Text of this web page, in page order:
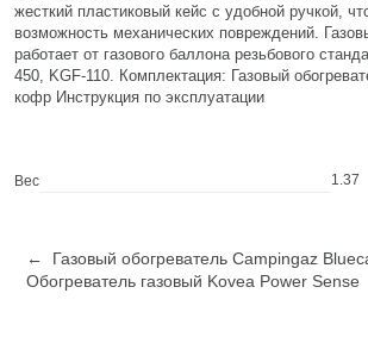
жесткий пластиковый кейс с удобной ручкой,
возможность механических повреждений.
работает от газового баллона резьбового
450, KGF-110. Комплектация: Газовый
кофр Инструкция по эксплуатации
Вес 1.37
← Газовый обогреватель Campingaz
Обогреватель газовый Kovea Power